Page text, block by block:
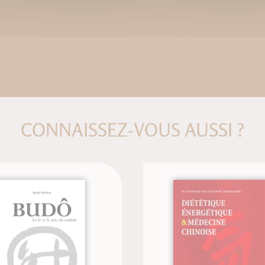
CONNAISSEZ-VOUS AUSSI ?